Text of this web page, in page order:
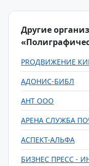
Другие
PROДВИЖЕНИЕ
АДОНИС-БИБЛ
АНТ ООО
АРЕНА СЛУЖБА
АСПЕКТ-АЛЬФА
БИЗНЕС ПРЕСС -